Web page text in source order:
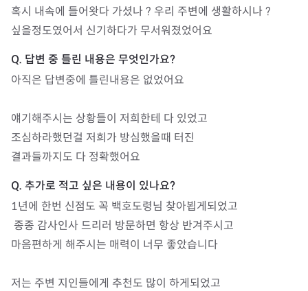
혹시 내속에 들어왓다 가셨나 ? 우리 주변에 생활하시나 ?
싶을정도였어서 신기하다가 무서워졌었어요
아직은 답변중에 틀린내용은 없었어요
얘기해주시는 상황들이 저희한테 다 있었고
조심하라했던걸 저희가 방심했을때 터진
결과들까지도 다 정확했어요
1년에 한번 신점도 꼭 백호도령님 찾아뵙게되었고
마음편하게 해주시는 매력이 너무 좋았습니다
저는 주변 지인들에게 추천도 많이 하게되었고